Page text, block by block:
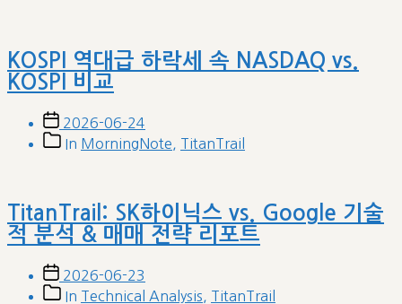
KOSPI 역대급 하락세 속 NASDAQ vs.
KOSPI 비교
Post
date
2026-06-24
PostIn MorningNote TitanTrail
TitanTrail: SK하이닉스 vs. Google 기술
적 분석 & 매매 전략 리포트
Post
date
2026-06-23
PostIn Technical Analysis TitanTrail